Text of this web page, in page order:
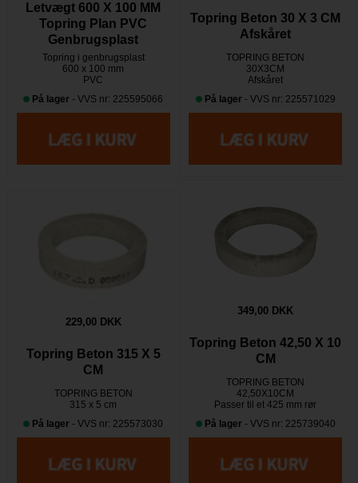
Letvægt 600 X 100 MM
Topring Plan PVC
Genbrugsplast
Topring i genbrugsplast
600 x 100 mm
PVC
På lager - VVS nr: 225595066
Topring Beton 30 X 3 CM
Afskåret
TOPRING BETON
30X3CM
Afskåret
På lager - VVS nr: 225571029
229,00 DKK
Topring Beton 315 X 5
CM
TOPRING BETON
315 x 5 cm
På lager - VVS nr: 225573030
349,00 DKK
Topring Beton 42,50 X 10
CM
TOPRING BETON
42,50X10CM
Passer til et 425 mm rør
På lager - VVS nr: 225739040